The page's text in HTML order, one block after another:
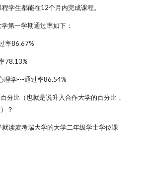
学生都能在12个月内完成课程。
第一学期通过率如下：
率86.67%
78.13%
理学---通过率86.54%
分比（也就是说升入合作大学的百分比，
？
读麦考瑞大学的大学二年级学士学位课